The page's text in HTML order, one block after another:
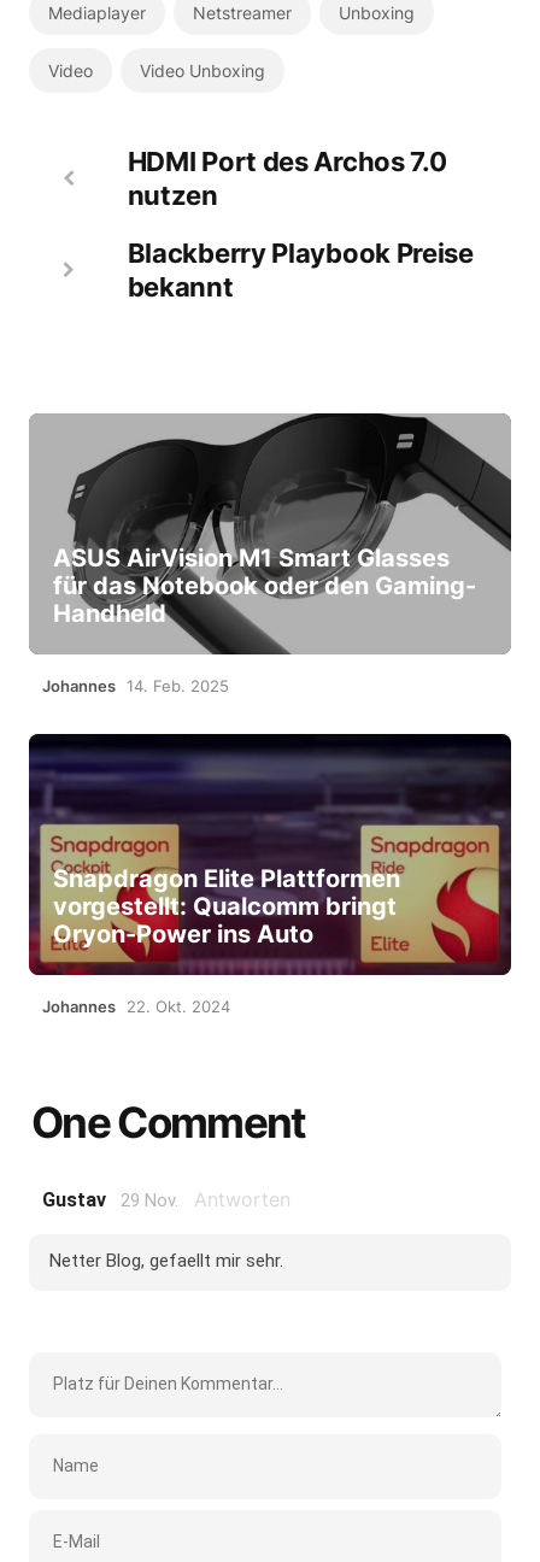
Mediaplayer Netstreamer Unboxing
Video Video Unboxing
HDMI Port des Archos 7.0
nutzen
Blackberry Playbook Preise
bekannt
ASUS AirVision M1 Smart Glasses
für das Notebook oder den Gaming-
Handheld
Johannes 14. Feb. 2025
Snapdragon Elite Plattformen
vorgestellt: Qualcomm bringt
Oryon-Power ins Auto
Johannes 22. Okt. 2024
One Comment
Gustav 29 Nov. Antworten
Netter Blog, gefaellt mir sehr.